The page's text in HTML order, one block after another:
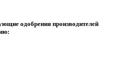
одобрения производителей